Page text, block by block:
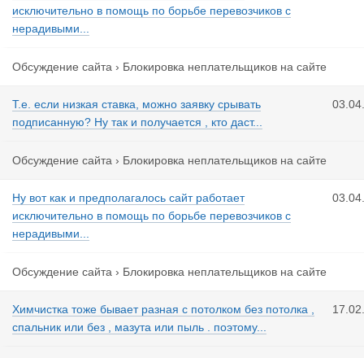
исключительно в помощь по борьбе перевозчиков с
нерадивыми...
Обсуждение сайта › Блокировка неплательщиков на сайте
Т.е. если низкая ставка, можно заявку срывать
подписанную? Ну так и получается , кто даст...
Обсуждение сайта › Блокировка неплательщиков на сайте
Ну вот как и предполагалось сайт работает
исключительно в помощь по борьбе перевозчиков с
нерадивыми...
Обсуждение сайта › Блокировка неплательщиков на сайте
Химчистка тоже бывает разная c потолком без потолка ,
спальник или без , мазута или пыль . поэтому...